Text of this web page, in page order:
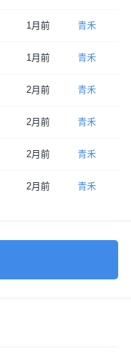
1月前 青禾
1月前 青禾
2月前 青禾
2月前 青禾
2月前 青禾
2月前 青禾